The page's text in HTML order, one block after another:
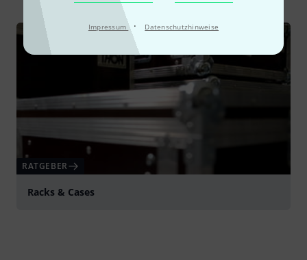
Impressum · Datenschutzhinweise
RATGEBER
Racks & Cases